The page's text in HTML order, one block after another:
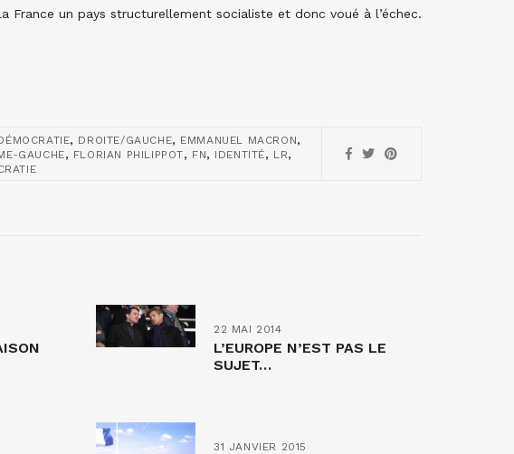
France un pays structurellement socialiste et donc voué à l’échec.
, DROITE/GAUCHE, EMMANUEL MACRON,
GAUCHE, FLORIAN PHILIPPOT, FN, IDENTITÉ, LR,
22 MAI 2014
L’EUROPE N’EST PAS LE
SUJET…
31 JANVIER 2015